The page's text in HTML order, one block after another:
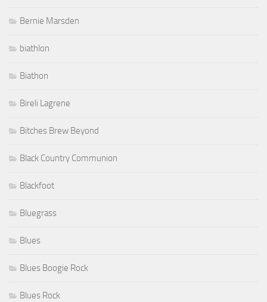
Bernie Marsden
biathlon
Biathon
Bireli Lagrene
Bitches Brew Beyond
Black Country Communion
Blackfoot
Bluegrass
Blues
Blues Boogie Rock
Blues Rock